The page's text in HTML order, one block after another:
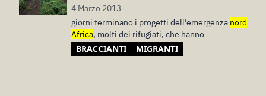
4 Marzo 2013
giorni terminano i progetti dell’emergenza nord
Africa, molti dei rifugiati, che hanno
BRACCIANTI MIGRANTI